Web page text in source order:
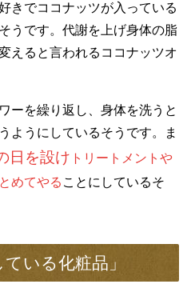
きでココナッツが入っている
うです。代謝を上げ身体の脂
えると言われるココナッツオ
ーを繰り返し、身体を洗うと
ようにしているそうです。ま
日を設け トリートメントや
めてやる ことにしているそ
いる化粧品」